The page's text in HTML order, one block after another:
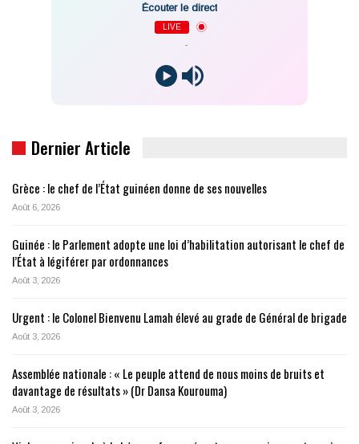
Écouter le direct
LIVE
Dernier Article
Grèce : le chef de l’État guinéen donne de ses nouvelles
Août 6, 2026
Guinée : le Parlement adopte une loi d’habilitation autorisant le chef de
l’État à légiférer par ordonnances
Août 3, 2026
Urgent : le Colonel Bienvenu Lamah élevé au grade de Général de brigade
Août 3, 2026
Assemblée nationale : « Le peuple attend de nous moins de bruits et
davantage de résultats » (Dr Dansa Kourouma)
Août 3, 2026